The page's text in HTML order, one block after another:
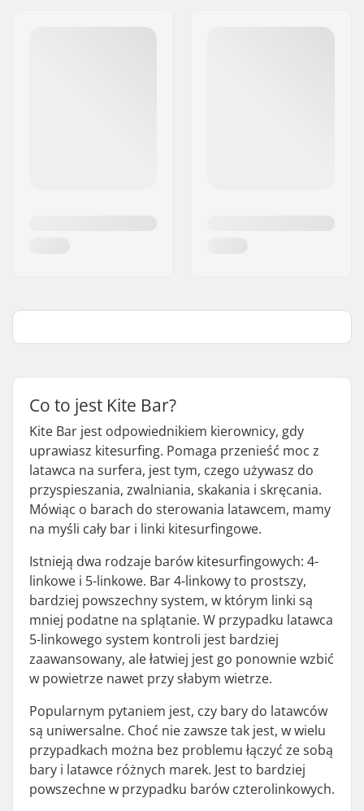
Co to jest Kite Bar?
Kite Bar jest odpowiednikiem kierownicy, gdy
uprawiasz kitesurfing. Pomaga przenieść moc z
latawca na surfera, jest tym, czego używasz do
przyspieszania, zwalniania, skakania i skręcania.
Mówiąc o barach do sterowania latawcem, mamy
na myśli cały bar i linki kitesurfingowe.
Istnieją dwa rodzaje barów kitesurfingowych: 4-
linkowe i 5-linkowe. Bar 4-linkowy to prostszy,
bardziej powszechny system, w którym linki są
mniej podatne na splątanie. W przypadku latawca
5-linkowego system kontroli jest bardziej
zaawansowany, ale łatwiej jest go ponownie wzbić
w powietrze nawet przy słabym wietrze.
Popularnym pytaniem jest, czy bary do latawców
są uniwersalne. Choć nie zawsze tak jest, w wielu
przypadkach można bez problemu łączyć ze sobą
bary i latawce różnych marek. Jest to bardziej
powszechne w przypadku barów czterolinkowych.